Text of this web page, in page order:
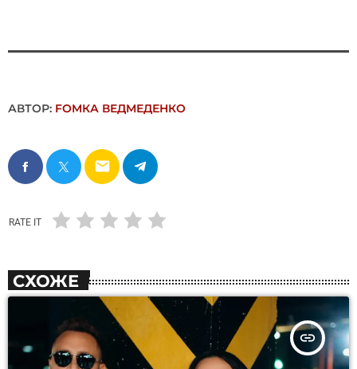
АВТОР: FОMКА ВЕДМЕДЕНКО
email
RATE IT
СХОЖЕ
insert_link